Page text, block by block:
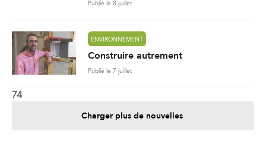
Publié le 8 juillet
ENVIRONNEMENT
Construire autrement
Publié le 7 juillet
74
Charger plus de nouvelles